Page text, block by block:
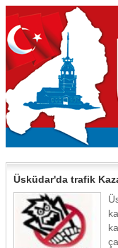
Üsküdar'da trafik